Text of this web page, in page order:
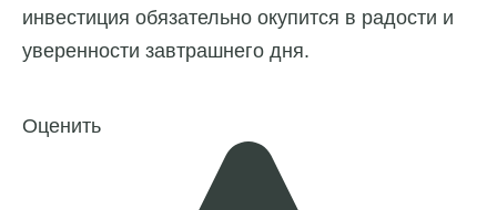
инвестиция обязательно окупится в радости и
уверенности завтрашнего дня.
Оценить